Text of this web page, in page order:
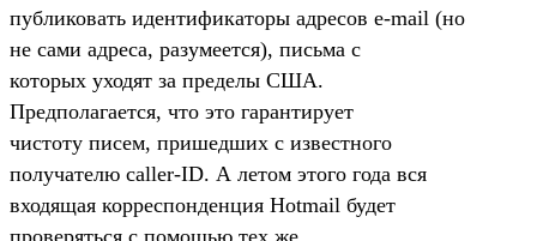
публиковать идентификаторы адресов e-mail (но
не сами адреса, разумеется), письма с
которых уходят за пределы США.
Предполагается, что это гарантирует
чистоту писем, пришедших с известного
получателю caller-ID. А летом этого года вся
входящая корреспонденция Hotmail будет
проверяться с помощью тех же